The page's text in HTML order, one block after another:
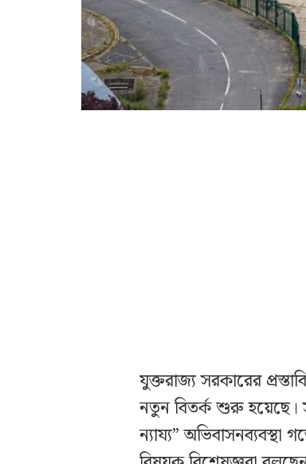
যুক্তরাজ্য সরকারের
নতুন বিতর্ক শুরু হয়েছে।
ন্যায্য”